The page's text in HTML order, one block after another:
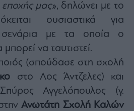
μας», δηλώνει με το
ουσιαστικά για
σενάρια με τα οποία ο
να ταυτιστεί.
(σπούδασε στη σχολή
στο Λος Άντζελες) και
Αγγελόπουλος (γ.
Ανωτάτη Σχολή Καλών